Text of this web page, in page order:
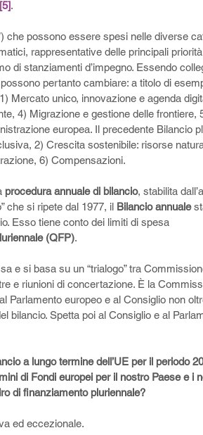
[5].
che possono essere spesi nelle diverse
rappresentative delle principali priorità
di stanziamenti d’impegno. Essendo
pertanto cambiare: a titolo di
Mercato unico, innovazione e agenda
4) Migrazione e gestione delle frontiere,
europea. Il precedente Bilancio
2) Crescita sostenibile: risorse
6) Compensazioni.
procedura annuale di bilancio, stabilita
che si ripete dal 1977, il Bilancio annuale
Esso tiene conto dei limiti di spesa
(QFP).
e si basa su un “trialogo” tra
e riunioni di concertazione. È la
Parlamento europeo e al Consiglio non
bilancio. Spetta poi al Consiglio e al
a lungo termine dell’UE per il periodo
di Fondi europei per il nostro Paese e i
di finanziamento pluriennale?
ed eccezionale.